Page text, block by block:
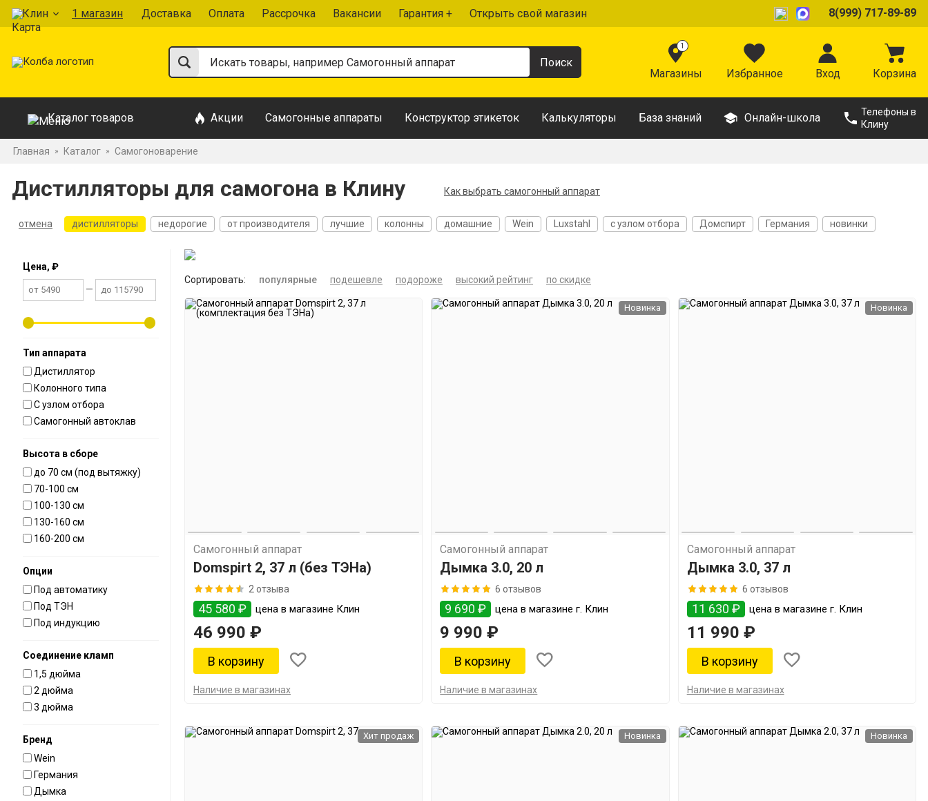
Клин 1 магазин Доставка Оплата Рассрочка Вакансии Гарантия + Открыть свой магазин 8(999) 717-89-89
1
Магазины Избранное Вход Корзина
Каталог товаров Акции Самогонные аппараты Конструктор этикеток Калькуляторы База знаний Онлайн-школа
Телефоны в
Клину
Главная » Каталог » Самогоноварение
Дистилляторы для самогона в Клину Как выбрать самогонный аппарат
отмена дистилляторы недорогие от производителя лучшие колонны домашние Wein Luxstahl с узлом отбора Домспирт Германия
новинки
Цена, ₽
—
Тип аппарата
Дистиллятор
Колонного типа
С узлом отбора
Самогонный автоклав
Высота в сборе
до 70 см (под вытяжку)
70-100 см
100-130 см
130-160 см
160-200 см
Опции
Под автоматику
Под ТЭН
Под индукцию
Соединение кламп
1,5 дюйма
2 дюйма
3 дюйма
Бренд
Wein
Германия
Дымка
Сортировать: популярные подешевле подороже высокий рейтинг по скидке
Самогонный аппарат
Domspirt 2, 37 л (без ТЭНа)
2 отзыва
45 580 ₽ цена в магазине Клин
46 990 ₽
Наличие в магазинах
Новинка
Самогонный аппарат
Дымка 3.0, 20 л
6 отзывов
9 690 ₽ цена в магазине г. Клин
9 990 ₽
Наличие в магазинах
Новинка
Самогонный аппарат
Дымка 3.0, 37 л
6 отзывов
11 630 ₽ цена в магазине г. Клин
11 990 ₽
Наличие в магазинах
Хит продаж Новинка Новинка